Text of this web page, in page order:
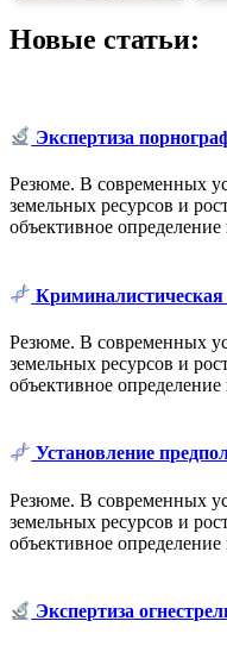
Новые статьи:
Экспертиза
Резюме. В современных
земельных ресурсов и
объективное
Криминалистическая
Резюме. В современных
земельных ресурсов и
объективное
Установление
Резюме. В современных
земельных ресурсов и
объективное
Экспертиза